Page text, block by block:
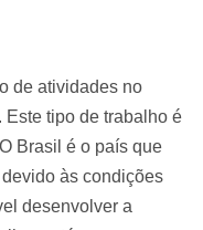
de atividades no
tipo de trabalho é
Brasil é o país que
às condições
desenvolver a